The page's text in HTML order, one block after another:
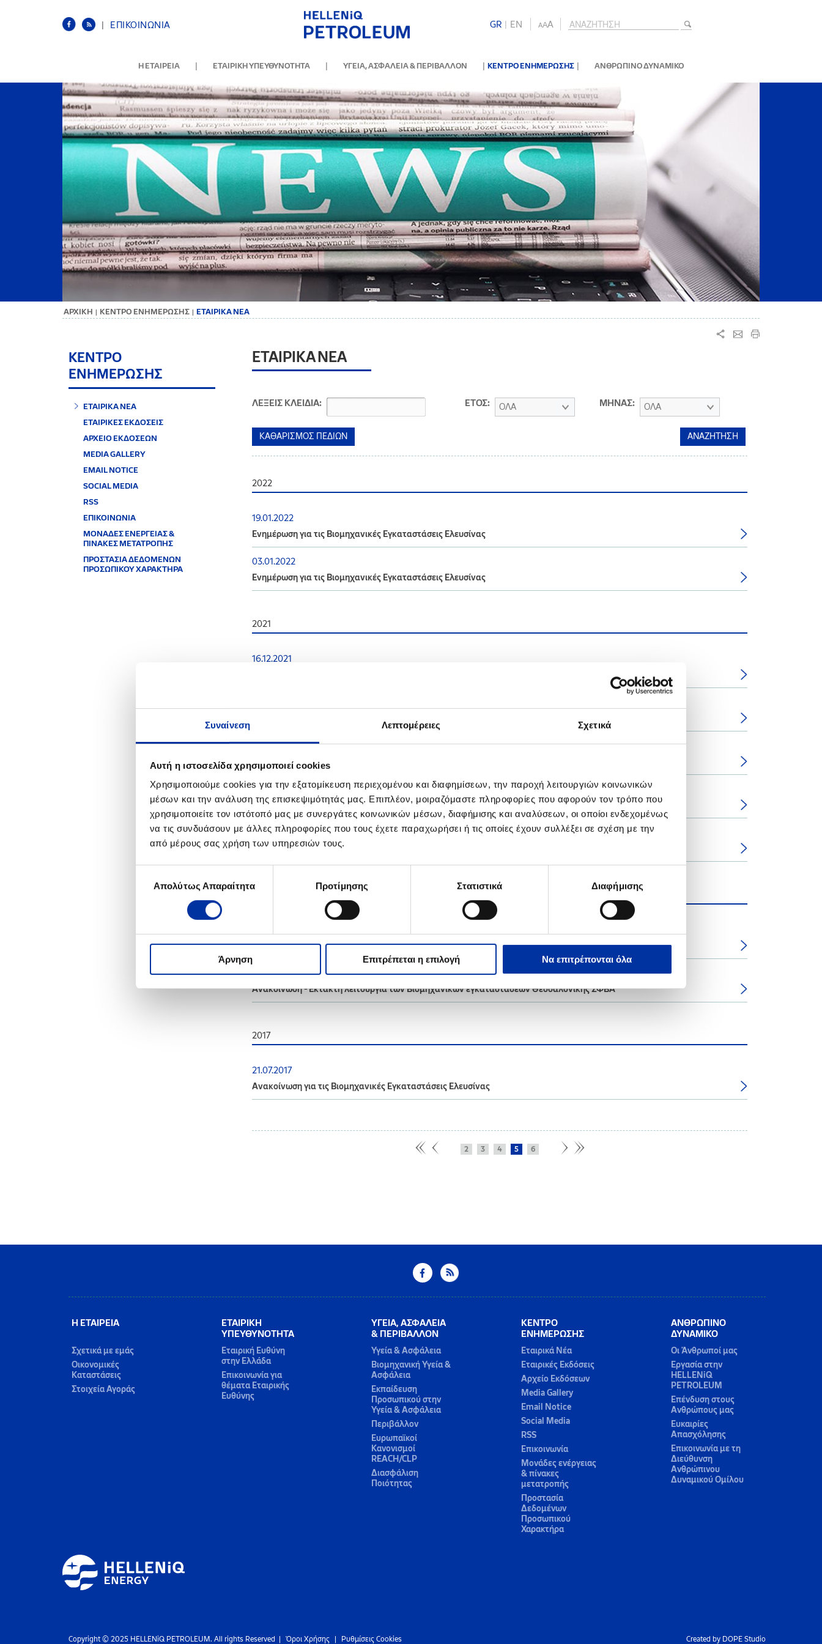
Συναίνεση Λεπτομέρειες Σχετικά
Αυτή η ιστοσελίδα χρησιμοποιεί cookies
Χρησιμοποιούμε cookies για την εξατομίκευση περιεχομένου και διαφημίσεων, την παροχή λειτουργιών κοινωνικών
μέσων και την ανάλυση της επισκεψιμότητάς μας. Επιπλέον, μοιραζόμαστε πληροφορίες που αφορούν τον τρόπο που
χρησιμοποιείτε τον ιστότοπό μας με συνεργάτες κοινωνικών μέσων, διαφήμισης και αναλύσεων, οι οποίοι ενδεχομένως
να τις συνδυάσουν με άλλες πληροφορίες που τους έχετε παραχωρήσει ή τις οποίες έχουν συλλέξει σε σχέση με την
από μέρους σας χρήση των υπηρεσιών τους.
συγκατάθεσης
Απολύτως Απαραίτητα Προτίμησης Στατιστικά Διαφήμισης
Άρνηση Επιτρέπεται η επιλογή Να επιτρέπονται όλα
| ΕΠΙΚΟΙΝΩΝΙΑ GR | ΕΝ AAA
Η ΕΤΑΙΡΕΙΑ | ΕΤΑΙΡΙΚΗ ΥΠΕΥΘΥΝΟΤΗΤΑ | ΥΓΕΙΑ, ΑΣΦΑΛΕΙΑ & ΠΕΡΙΒΑΛΛΟΝ | ΚΕΝΤΡΟ ΕΝΗΜΕΡΩΣΗΣ | ΑΝΘΡΩΠΙΝΟ ΔΥΝΑΜΙΚΟ
ΑΡΧΙΚΗ | ΚΕΝΤΡΟ ΕΝΗΜΕΡΩΣΗΣ | ΕΤΑΙΡΙΚΑ ΝΕΑ
ΚΕΝΤΡΟ
ΕΝΗΜΕΡΩΣΗΣ
ΕΤΑΙΡΙΚΑ ΝΕΑ
ΕΤΑΙΡΙΚΕΣ ΕΚΔΟΣΕΙΣ
ΑΡΧΕΙΟ ΕΚΔΟΣΕΩΝ
MEDIA GALLERY
EMAIL NOTICE
SOCIAL MEDIA
RSS
ΕΠΙΚΟΙΝΩΝΙΑ
ΜΟΝΑΔΕΣ ΕΝΕΡΓΕΙΑΣ &
ΠΙΝΑΚΕΣ ΜΕΤΑΤΡΟΠΗΣ
ΠΡΟΣΤΑΣΙΑ ΔΕΔΟΜΕΝΩΝ
ΠΡΟΣΩΠΙΚΟΥ ΧΑΡΑΚΤΗΡΑ
ΕΤΑΙΡΙΚΑ ΝΕΑ
ΛΕΞΕΙΣ ΚΛΕΙΔΙΑ: ΕΤΟΣ: ΟΛΑ ΜΗΝΑΣ: ΟΛΑ
2022
19.01.2022
Ενημέρωση για τις Βιομηχανικές Εγκαταστάσεις Ελευσίνας
03.01.2022
Ενημέρωση για τις Βιομηχανικές Εγκαταστάσεις Ελευσίνας
2021
16.12.2021
Ενημέρωση για τις Βιομηχανικές Εγκαταστάσεις Ελευσίνας
08.10.2021
Ανακοίνωση - Βιομηχανικές Εγκαταστάσεις Ελευσίνας
30.06.2021
Ενημέρωση σχετικά με τις επισκευαστικές εργασίες στο διυλιστήριο της Ελευσίνας
08.02.2021
Ανακοίνωση αναφορικά με τη διακοπή ηλεκτροδότησης στις 7 Φεβρουαρίου 2021
Ανακοίνωση - Παράταση της έκτακτης λειτουργίας Βιομηχανικών εγκαταστάσεων Θεσσαλονίκης ΣΦΒΑ
24.04.2020
Ανακοίνωση -Έκτακτη λειτουργία των Βιομηχανικών εγκαταστάσεων Θεσσαλονίκης ΣΦΒΑ
2017
21.07.2017
Ανακοίνωση για τις Βιομηχανικές Εγκαταστάσεις Ελευσίνας
2 3 4 5 6
Η ΕΤΑΙΡΕΙΑ
Σχετικά με εμάς
Οικονομικές
Καταστάσεις
Στοιχεία Αγοράς
ΕΤΑΙΡΙΚΗ
ΥΠΕΥΘΥΝΟΤΗΤΑ
Εταιρική Ευθύνη
στην Ελλάδα
Επικοινωνία για
θέματα Εταιρικής
Ευθύνης
ΥΓΕΙΑ, ΑΣΦΑΛΕΙΑ
& ΠΕΡΙΒΑΛΛΟΝ
Υγεία & Ασφάλεια
Βιομηχανική Υγεία &
Ασφάλεια
Εκπαίδευση
Προσωπικού στην
Υγεία & Ασφάλεια
Περιβάλλον
Ευρωπαϊκοί
Κανονισμοί
REACH/CLP
Διασφάλιση
Ποιότητας
ΚΕΝΤΡΟ
ΕΝΗΜΕΡΩΣΗΣ
Εταιρικά Νέα
Εταιρικές Εκδόσεις
Αρχείο Εκδόσεων
Media Gallery
Email Notice
Social Media
RSS
Επικοινωνία
Μονάδες ενέργειας
& πίνακες
μετατροπής
Προστασία
Δεδομένων
Προσωπικού
Χαρακτήρα
ΑΝΘΡΩΠΙΝΟ
ΔΥΝΑΜΙΚΟ
Οι Άνθρωποί μας
Εργασία στην
HELLENiQ
PETROLEUM
Επένδυση στους
Ανθρώπους μας
Ευκαιρίες
Απασχόλησης
Επικοινωνία με τη
Διεύθυνση
Ανθρώπινου
Δυναμικού Ομίλου
Copyright © 2025 HELLENiQ PETROLEUM. All rights Reserved | Όροι Χρήσης | Ρυθμίσεις Cookies Created by DOPE Studio